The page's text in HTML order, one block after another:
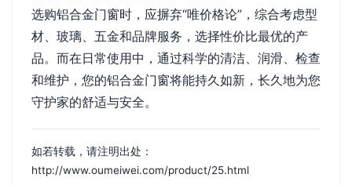
选购铝合金门窗时，应摒弃“唯价格论”，综合考虑型
材、玻璃、五金和品牌服务，选择性价比最优的产
品。而在日常使用中，通过科学的清洁、润滑、检查
和维护，您的铝合金门窗将能持久如新，长久地为您
守护家的舒适与安全。
如若转载，请注明出处：
http://www.oumeiwei.com/product/25.html